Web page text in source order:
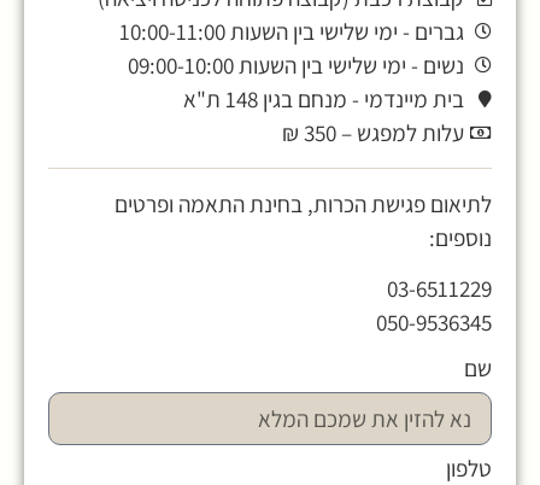
גברים - ימי שלישי בין השעות 10:00-11:00
נשים - ימי שלישי בין השעות 09:00-10:00
בית מיינדמי - מנחם בגין 148 ת"א
עלות למפגש – 350 ₪
לתיאום פגישת הכרות, בחינת התאמה ופרטים
נוספים:
03-6511229
050-9536345
שם
טלפון